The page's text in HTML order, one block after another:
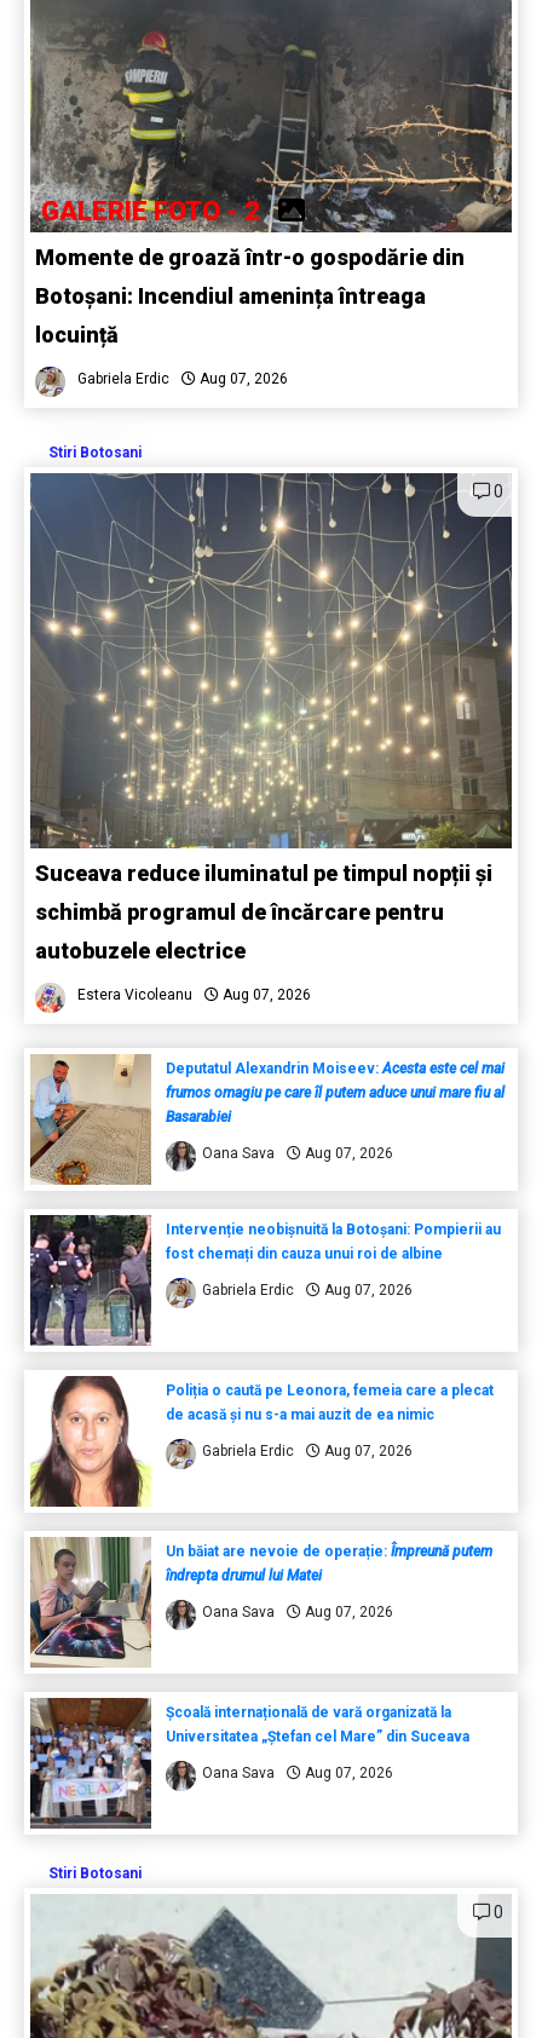
GALERIE FOTO - 2
Momente de groază într-o gospodărie din
Botoșani: Incendiul amenința întreaga
locuință
Gabriela Erdic Aug 07, 2026
Stiri Botosani
0
Suceava reduce iluminatul pe timpul nopții și
schimbă programul de încărcare pentru
autobuzele electrice
Estera Vicoleanu Aug 07, 2026
Deputatul Alexandrin Moiseev:Acesta este cel mai
frumos omagiu pe care îl putem aduce unui mare fiu al
Basarabiei
Oana Sava Aug 07, 2026
Intervenție neobișnuită la Botoșani: Pompierii au
fost chemați din cauza unui roi de albine
Gabriela Erdic Aug 07, 2026
Poliția o caută pe Leonora, femeia care a plecat
de acasă și nu s-a mai auzit de ea nimic
Gabriela Erdic Aug 07, 2026
Un băiat are nevoie de operație: Împreună putem
îndrepta drumul lui Matei
Oana Sava Aug 07, 2026
Școală internațională de vară organizată la
Universitatea „Ștefan cel Mare” din Suceava
Oana Sava Aug 07, 2026
Stiri Botosani
0